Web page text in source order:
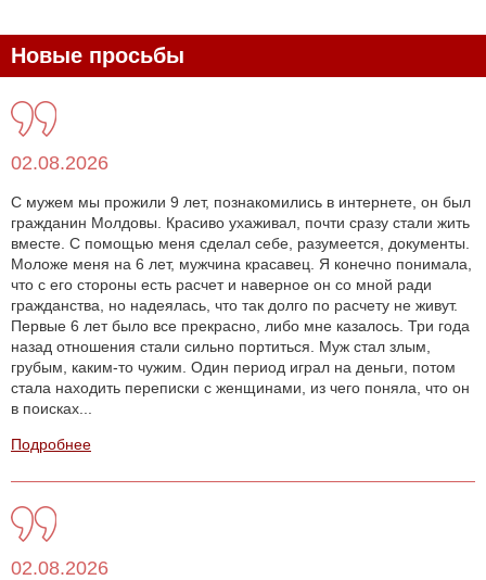
Новые просьбы
02.08.2026
С мужем мы прожили 9 лет, познакомились в интернете, он был
гражданин Молдовы. Красиво ухаживал, почти сразу стали жить
вместе. С помощью меня сделал себе, разумеется, документы.
Моложе меня на 6 лет, мужчина красавец. Я конечно понимала,
что с его стороны есть расчет и наверное он со мной ради
гражданства, но надеялась, что так долго по расчету не живут.
Первые 6 лет было все прекрасно, либо мне казалось. Три года
назад отношения стали сильно портиться. Муж стал злым,
грубым, каким-то чужим. Один период играл на деньги, потом
стала находить переписки с женщинами, из чего поняла, что он
в поисках...
Подробнее
02.08.2026